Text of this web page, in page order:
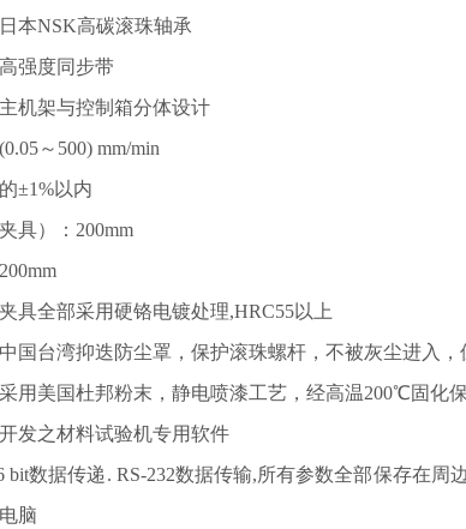
本NSK高碳滚珠轴承
强度同步带
机架与控制箱分体设计
～500) mm/min
±1%以内
具）：200mm
具全部采用硬铬电镀处理,HRC55以上
国台湾抑迭防尘罩，保护滚珠螺杆，不被灰尘进入
用美国杜邦粉末，静电喷漆工艺，经高温200℃固化
发之材料试验机专用软件
bit数据传递. RS-232数据传输,所有参数全部保存在
脑